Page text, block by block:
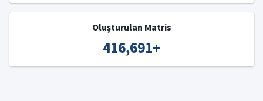
Oluşturulan Matris
416,691+